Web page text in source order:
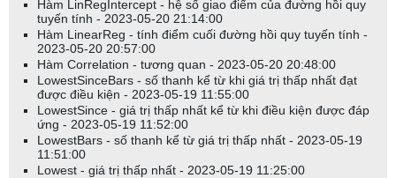
Hàm LinRegIntercept - hệ số giao điểm của đường hồi quy
tuyến tính - 2023-05-20 21:14:00
Hàm LinearReg - tính điểm cuối đường hồi quy tuyến tính -
2023-05-20 20:57:00
Hàm Correlation - tương quan - 2023-05-20 20:48:00
LowestSinceBars - số thanh kể từ khi giá trị thấp nhất đạt
được điều kiện - 2023-05-19 11:55:00
LowestSince - giá trị thấp nhất kể từ khi điều kiện được đáp
ứng - 2023-05-19 11:52:00
LowestBars - số thanh kể từ giá trị thấp nhất - 2023-05-19
11:51:00
Lowest - giá trị thấp nhất - 2023-05-19 11:25:00